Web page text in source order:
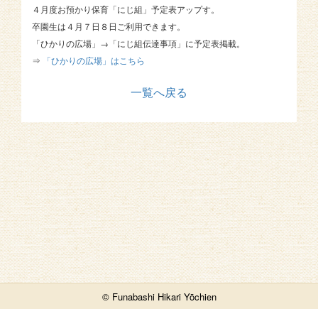
４月度お預かり保育「にじ組」予定表アップす。
卒園生は４月７日８日ご利用できます。
「ひかりの広場」→「にじ組伝達事項」に予定表掲載。
⇒
「ひかりの広場」はこちら
一覧へ戻る
© Funabashi Hikari Yōchien